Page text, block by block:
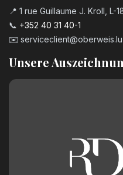
📍 1 rue Guillaume J. Kroll, L-
📞 +352 40 31 40-1
✉️ serviceclient@oberweis.lu
Unsere